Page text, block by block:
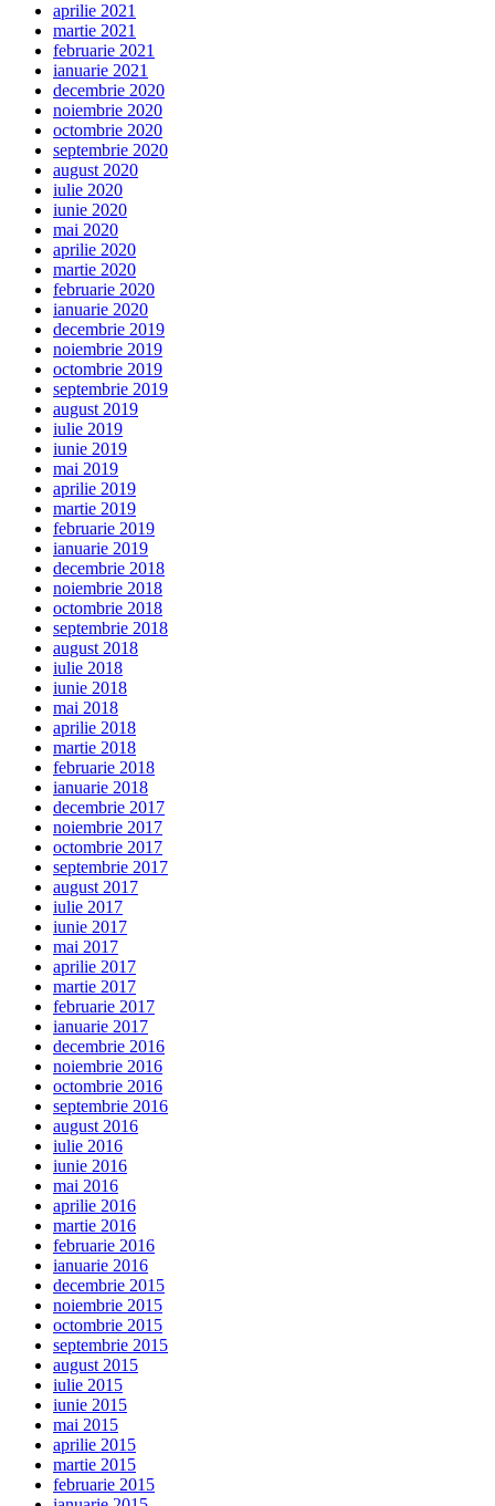
aprilie 2021
martie 2021
februarie 2021
ianuarie 2021
decembrie 2020
noiembrie 2020
octombrie 2020
septembrie 2020
august 2020
iulie 2020
iunie 2020
mai 2020
aprilie 2020
martie 2020
februarie 2020
ianuarie 2020
decembrie 2019
noiembrie 2019
octombrie 2019
septembrie 2019
august 2019
iulie 2019
iunie 2019
mai 2019
aprilie 2019
martie 2019
februarie 2019
ianuarie 2019
decembrie 2018
noiembrie 2018
octombrie 2018
septembrie 2018
august 2018
iulie 2018
iunie 2018
mai 2018
aprilie 2018
martie 2018
februarie 2018
ianuarie 2018
decembrie 2017
noiembrie 2017
octombrie 2017
septembrie 2017
august 2017
iulie 2017
iunie 2017
mai 2017
aprilie 2017
martie 2017
februarie 2017
ianuarie 2017
decembrie 2016
noiembrie 2016
octombrie 2016
septembrie 2016
august 2016
iulie 2016
iunie 2016
mai 2016
aprilie 2016
martie 2016
februarie 2016
ianuarie 2016
decembrie 2015
noiembrie 2015
octombrie 2015
septembrie 2015
august 2015
iulie 2015
iunie 2015
mai 2015
aprilie 2015
martie 2015
februarie 2015